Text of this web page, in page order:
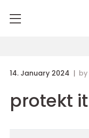
14. January 2024 by
protekt it